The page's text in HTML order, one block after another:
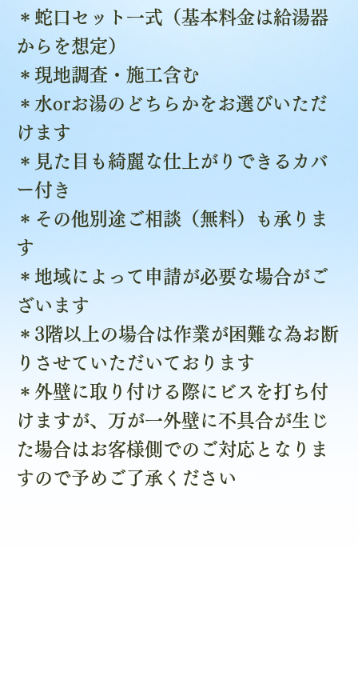
＊蛇口セット一式（基本料金は給湯器
からを想定）
＊現地調査・施工含む
＊水orお湯のどちらかをお選びいただ
けます
＊見た目も綺麗な仕上がりできるカバ
ー付き
＊その他別途ご相談（無料）も承りま
す
＊地域によって申請が必要な場合がご
ざいます
＊3階以上の場合は作業が困難な為お断
りさせていただいております
＊外壁に取り付ける際にビスを打ち付
けますが、万が一外壁に不具合が生じ
た場合はお客様側でのご対応となりま
すので予めご了承ください